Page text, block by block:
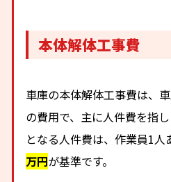
本体解体工事費
車庫の本体解体工事費は、
の費用で、主に人件費を指
となる人件費は、作業員1人
万円が基準です。